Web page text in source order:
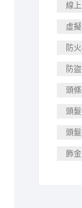
線
虛
防
防
頭
頭
頭
飾